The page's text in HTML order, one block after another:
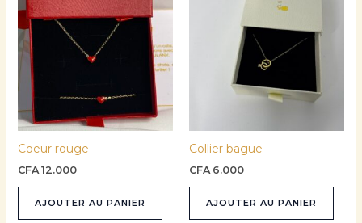
Coeur rouge
CFA12.000
AJOUTER AU PANIER
Collier bague
CFA6.000
AJOUTER AU PANIER